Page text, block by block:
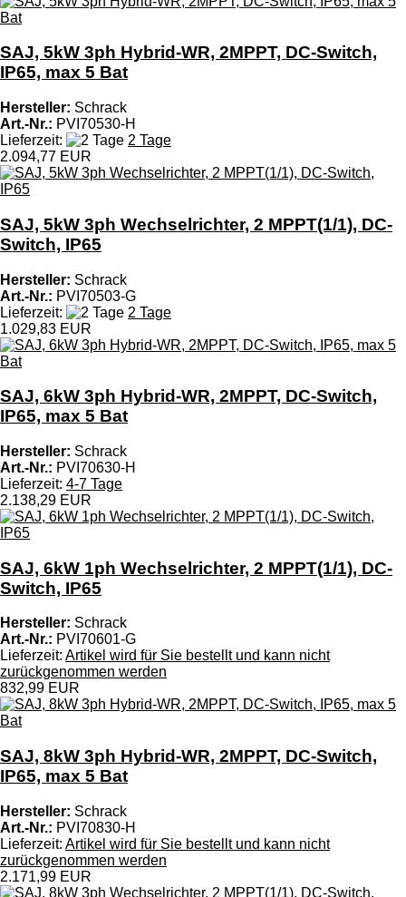
SAJ, 5kW 3ph Hybrid-WR, 2MPPT, DC-Switch,
IP65, max 5 Bat
Hersteller: Schrack
Art.-Nr.: PVI70530-H
Lieferzeit:
2 Tage
2.094,77 EUR
SAJ, 5kW 3ph Wechselrichter, 2 MPPT(1/1), DC-
Switch, IP65
Hersteller: Schrack
Art.-Nr.: PVI70503-G
Lieferzeit:
2 Tage
1.029,83 EUR
SAJ, 6kW 3ph Hybrid-WR, 2MPPT, DC-Switch,
IP65, max 5 Bat
Hersteller: Schrack
Art.-Nr.: PVI70630-H
Lieferzeit: 4-7 Tage
2.138,29 EUR
SAJ, 6kW 1ph Wechselrichter, 2 MPPT(1/1), DC-
Switch, IP65
Hersteller: Schrack
Art.-Nr.: PVI70601-G
Lieferzeit: Artikel wird für Sie bestellt und kann nicht
zurückgenommen werden
832,99 EUR
SAJ, 8kW 3ph Hybrid-WR, 2MPPT, DC-Switch,
IP65, max 5 Bat
Hersteller: Schrack
Art.-Nr.: PVI70830-H
Lieferzeit: Artikel wird für Sie bestellt und kann nicht
zurückgenommen werden
2.171,99 EUR